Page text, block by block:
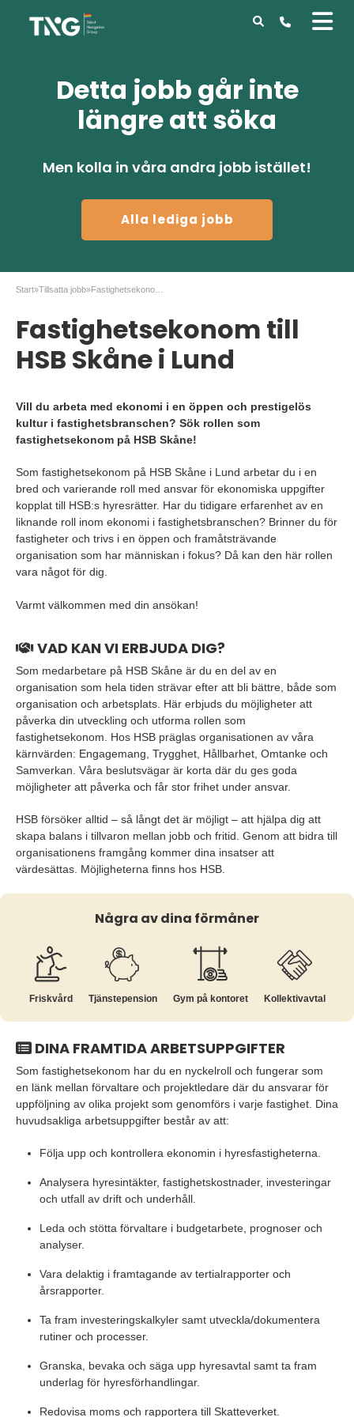
Detta jobb går inte
längre att söka
Men kolla in våra andra jobb istället!
Alla lediga jobb
Start»Tillsatta jobb»
Fastighetsekonom till
HSB Skåne i Lund
Vill du arbeta med ekonomi i en öppen och prestigelös
kultur i fastighetsbranschen? Sök rollen som
fastighetsekonom på HSB Skåne!
Som fastighetsekonom på HSB Skåne i Lund arbetar du i en
bred och varierande roll med ansvar för ekonomiska uppgifter
kopplat till HSB:s hyresrätter. Har du tidigare erfarenhet av en
liknande roll inom ekonomi i fastighetsbranschen? Brinner du för
fastigheter och trivs i en öppen och framåtsträvande
organisation som har människan i fokus? Då kan den här rollen
vara något för dig.
Varmt välkommen med din ansökan!
VAD KAN VI ERBJUDA DIG?
Som medarbetare på HSB Skåne är du en del av en
organisation som hela tiden strävar efter att bli bättre, både som
organisation och arbetsplats. Här erbjuds du möjligheter att
påverka din utveckling och utforma rollen som
fastighetsekonom. Hos HSB präglas organisationen av våra
kärnvärden: Engagemang, Trygghet, Hållbarhet, Omtanke och
Samverkan. Våra beslutsvägar är korta där du ges goda
möjligheter att påverka och får stor frihet under ansvar.
HSB försöker alltid – så långt det är möjligt – att hjälpa dig att
skapa balans i tillvaron mellan jobb och fritid. Genom att bidra till
organisationens framgång kommer dina insatser att
värdesättas. Möjligheterna finns hos HSB.
Några av dina förmåner
Friskvård Tjänste­pension Gym på kontoret Kollektiv­avtal
DINA FRAMTIDA ARBETSUPPGIFTER
Som fastighetsekonom har du en nyckelroll och fungerar som
en länk mellan förvaltare och projektledare där du ansvarar för
uppföljning av olika projekt som genomförs i varje fastighet. Dina
huvudsakliga arbetsuppgifter består av att:
Följa upp och kontrollera ekonomin i hyresfastigheterna.
Analysera hyresintäkter, fastighetskostnader, investeringar
och utfall av drift och underhåll.
Leda och stötta förvaltare i budgetarbete, prognoser och
analyser.
Vara delaktig i framtagande av tertialrapporter och
årsrapporter.
Ta fram investeringskalkyler samt utveckla/dokumentera
rutiner och processer.
Granska, bevaka och säga upp hyresavtal samt ta fram
underlag för hyresförhandlingar.
Redovisa moms och rapportera till Skatteverket.